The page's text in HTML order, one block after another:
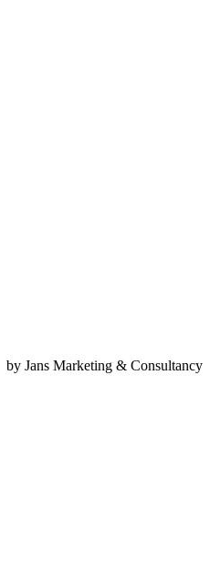
by Jans Marketing & Consultancy